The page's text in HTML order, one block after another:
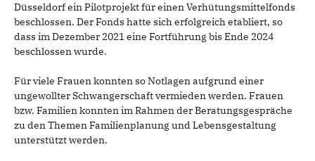
Düsseldorf ein Pilotprojekt für einen Verhütungsmittelfonds
beschlossen. Der Fonds hatte sich erfolgreich etabliert, so
dass im Dezember 2021 eine Fortführung bis Ende 2024
beschlossen wurde.
Für viele Frauen konnten so Notlagen aufgrund einer
ungewollter Schwangerschaft vermieden werden. Frauen
bzw. Familien konnten im Rahmen der Beratungsgespräche
zu den Themen Familienplanung und Lebensgestaltung
unterstützt werden.